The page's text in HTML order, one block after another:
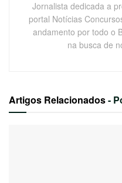
Jornalista dedicada a
portal Notícias
andamento por todo o
na busca de
Artigos Relacionados-